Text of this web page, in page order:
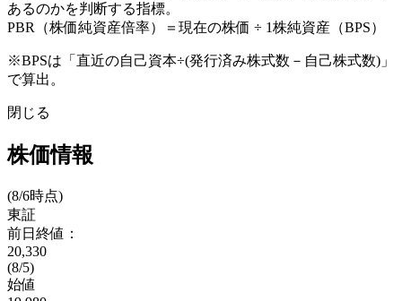
あるのかを判断する指標。
PBR（株価純資産倍率）＝現在の株価 ÷ 1株純資産（BPS）
※BPSは「直近の自己資本÷(発行済み株式数－自己株式数)」
で算出。
閉じる
株価情報
(8/6時点)
東証
前日終値：
20,330
(8/5)
始値